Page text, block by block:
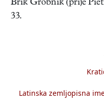
Brik Grobnik (prije
33.
Latinska zemljopisna